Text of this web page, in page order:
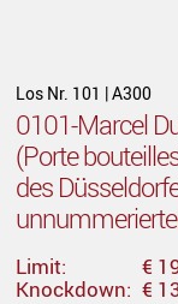
Los Nr. 101 | A300
0101-Marcel
(Porte
des
Limit:
€
Knockdown: €